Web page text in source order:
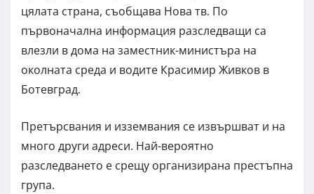
цялата страна, съобщава Нова тв. По
първоначална информация разследващи са
влезли в дома на заместник-министъра на
околната среда и водите Красимир Живков в
Ботевград.
Претърсвания и изземвания се извършват и на
много други адреси. Най-вероятно
разследването е срещу организирана престъпна
група.